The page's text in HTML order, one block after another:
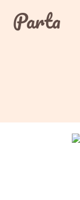
contentParta